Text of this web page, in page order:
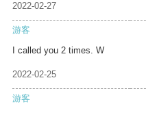
2022-02-27
游客
I called you 2 times. W
2022-02-25
游客